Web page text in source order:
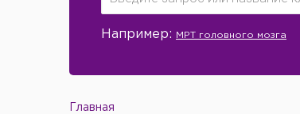
Например: МРТ головного мозга
Главная